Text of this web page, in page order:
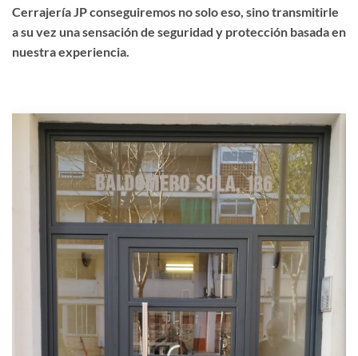
Cerrajería JP conseguiremos no solo eso, sino transmitirle
a su vez una sensación de seguridad y protección basada en
nuestra experiencia.